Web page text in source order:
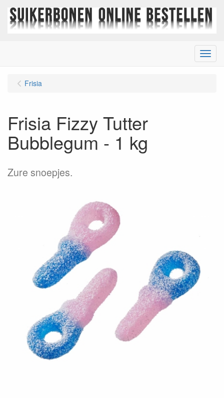
Menu
Frisia
Frisia Fizzy Tutter
Bubblegum - 1 kg
Zure snoepjes.